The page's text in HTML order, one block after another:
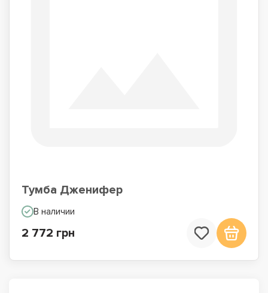
Тумба Дженифер
В наличии
2 772 грн